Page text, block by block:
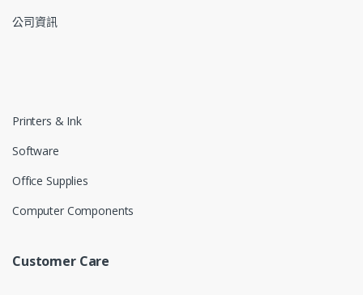
公司資訊
Printers & Ink
Software
Office Supplies
Computer Components
Customer Care